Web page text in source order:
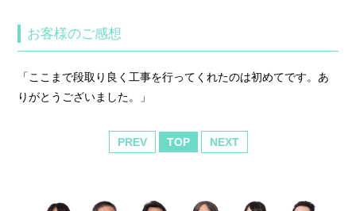
お客様のご感想
「ここまで段取り良く工事を行ってくれたのは初めてです。あ
りがとうございました。」
PREV TOP NEXT